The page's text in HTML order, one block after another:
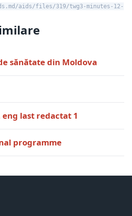
aids/files/319/twg3-minutes-12-
sănătate din Moldova
last redactat 1
programme